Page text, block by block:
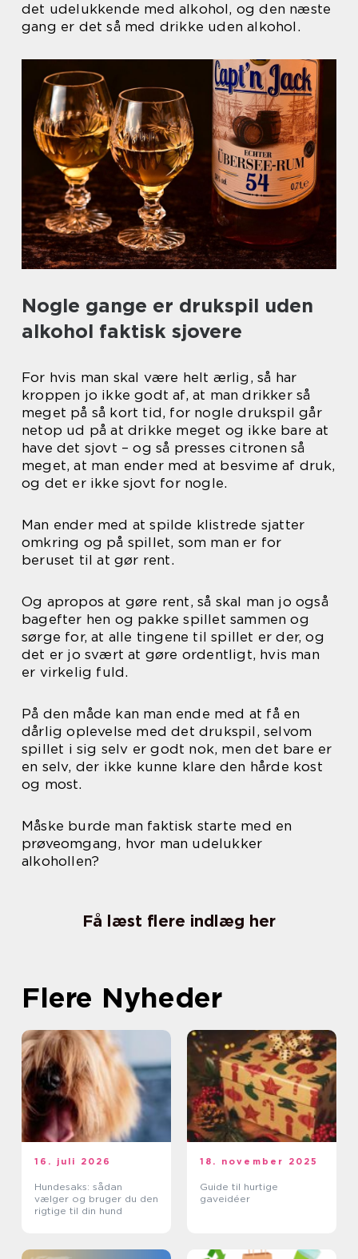
det udelukkende med alkohol, og den næste
gang er det så med drikke uden alkohol.
Nogle gange er drukspil uden
alkohol faktisk sjovere
For hvis man skal være helt ærlig, så har
kroppen jo ikke godt af, at man drikker så
meget på så kort tid, for nogle drukspil går
netop ud på at drikke meget og ikke bare at
have det sjovt – og så presses citronen så
meget, at man ender med at besvime af druk,
og det er ikke sjovt for nogle.
Man ender med at spilde klistrede sjatter
omkring og på spillet, som man er for
beruset til at gør rent.
Og apropos at gøre rent, så skal man jo også
bagefter hen og pakke spillet sammen og
sørge for, at alle tingene til spillet er der, og
det er jo svært at gøre ordentligt, hvis man
er virkelig fuld.
På den måde kan man ende med at få en
dårlig oplevelse med det drukspil, selvom
spillet i sig selv er godt nok, men det bare er
en selv, der ikke kunne klare den hårde kost
og most.
Måske burde man faktisk starte med en
prøveomgang, hvor man udelukker
alkohollen?
Få læst flere indlæg her
Flere Nyheder
16. juli 2026
Hundesaks: sådan
vælger og bruger du den
rigtige til din hund
18. november 2025
Guide til hurtige
gaveidéer